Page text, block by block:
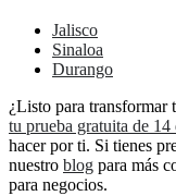
Jalisco
Sinaloa
Durango
¿Listo para transformar
tu prueba gratuita de 14
hacer por ti. Si tienes
nuestro blog para más
para negocios.